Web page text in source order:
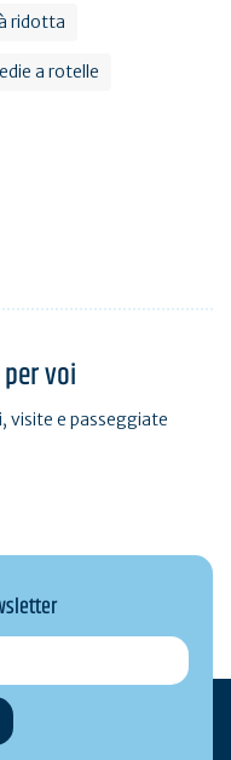
ridotta
a rotelle
voi
visite e passeggiate